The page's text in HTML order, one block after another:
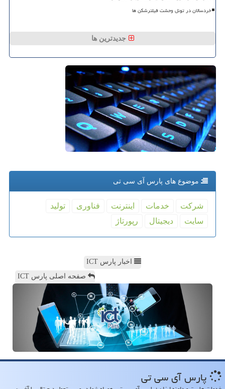
خردسالان در تونل وحشت فیلترشکن ها
جدیدترین ها
موضوع های پارس آی سی تی
شركت خدمات اینترنت فناوری
تولید
سایت
دیجیتال رپورتاژ
اخبار پارس ICT
صفحه اصلی پارس ICT
پارس آی سی تی